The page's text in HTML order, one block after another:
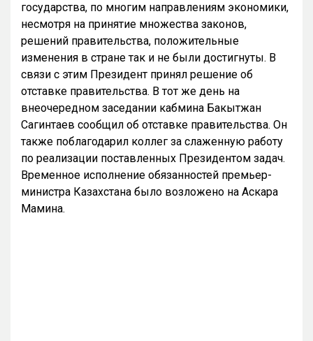
государства, по многим направлениям экономики,
несмотря на принятие множества законов,
решений правительства, положительные
изменения в стране так и не были достигнуты. В
связи с этим Президент принял решение об
отставке правительства. В тот же день на
внеочередном заседании кабмина Бакытжан
Сагинтаев сообщил об отставке правительства. Он
также поблагодарил коллег за слаженную работу
по реализации поставленных Президентом задач.
Временное исполнение обязанностей премьер-
министра Казахстана было возложено на Аскара
Мамина.